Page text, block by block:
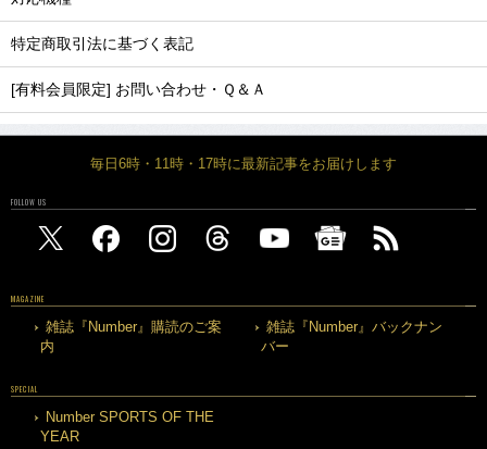
特定商取引法に基づく表記
[有料会員限定] お問い合わせ・Ｑ＆Ａ
毎日6時・11時・17時に最新記事をお届けします
FOLLOW US
MAGAZINE
雑誌『Number』購読のご案
内
雑誌『Number』バックナン
バー
SPECIAL
Number SPORTS OF THE
YEAR